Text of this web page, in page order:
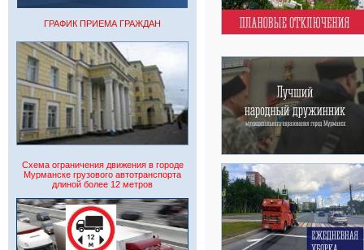
ГРАФИК ПРИЕМА ГРАЖДАН
Схема ограничения движения в городе
Мурманске грузового автотранспорта
длиной более 12 метров